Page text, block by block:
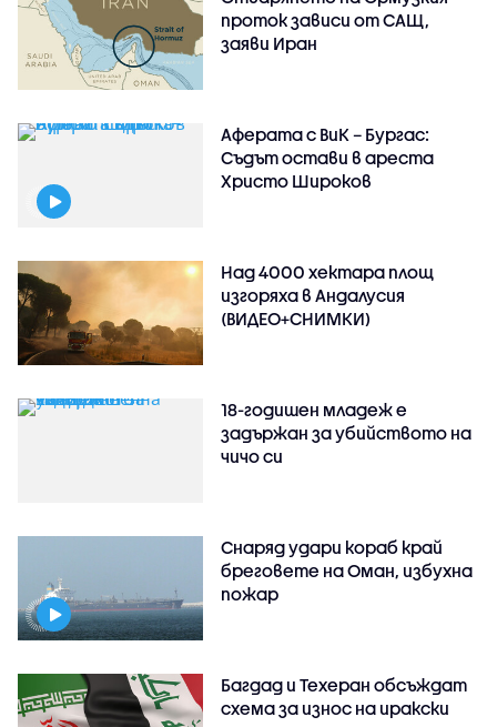
проток зависи от САЩ,
заяви Иран
Аферата с ВиК – Бургас:
Съдът остави в ареста
Христо Широков
Над 4000 хектара площ
изгоряха в Андалусия
(ВИДЕО+СНИМКИ)
18-годишен младеж е
задържан за убийството на
чичо си
Снаряд удари кораб край
бреговете на Оман, избухна
пожар
Багдад и Техеран обсъждат
схема за износ на иракски